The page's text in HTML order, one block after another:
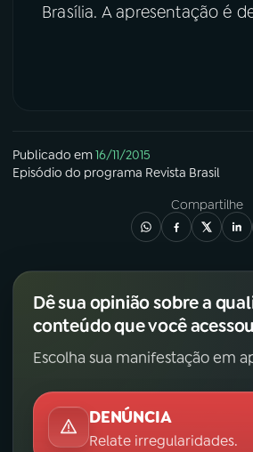
Brasília. A apresentação é
Publicado em16/11/2015
Episódio do programa Revista Brasil
Compartilhe
Dê sua opinião sobre a
conteúdo que você
Escolha sua manifestação em
DENÚNCIA
Relate irregularidades.